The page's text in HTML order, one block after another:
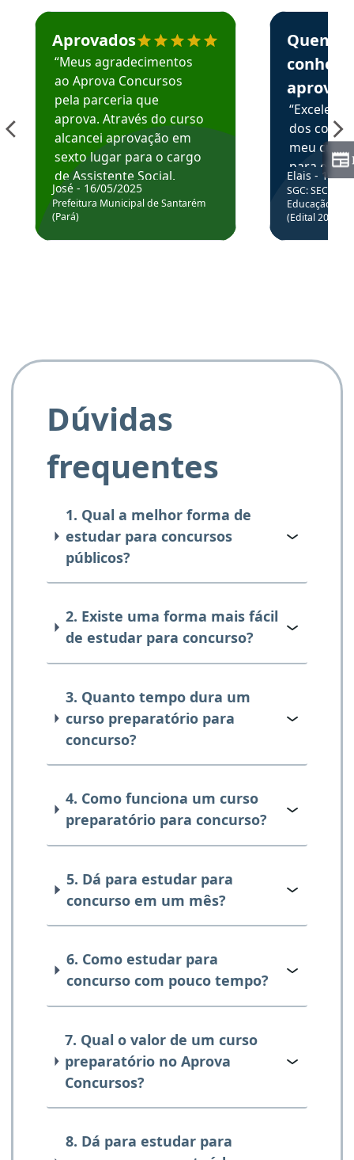
Estudante José recomenda o Aprova Concursos em
Aprovados
“Meus agradecimentos
ao Aprova Concursos
pela parceria que
aprova. Através do curso
alcancei aprovação em
sexto lugar para o cargo
de Assistente Social.
Hoje estou atuando na
Prefeitura de Santarém.
José - 16/05/2025
Prefeitura Municipal de Santarém
(Pará)
Estudante
Quem
aprova
dos
meu
para
colocar
através
de
Elais - 15/
SGC: SEC BA
Educação
(Edital
Dúvidas
frequentes
1. Qual a melhor forma de
estudar para concursos
públicos?
2. Existe uma forma mais fácil
de estudar para concurso?
3. Quanto tempo dura um
curso preparatório para
concurso?
4. Como funciona um curso
preparatório para concurso?
5. Dá para estudar para
concurso em um mês?
6. Como estudar para
concurso com pouco tempo?
7. Qual o valor de um curso
preparatório no Aprova
Concursos?
8. Dá para estudar para